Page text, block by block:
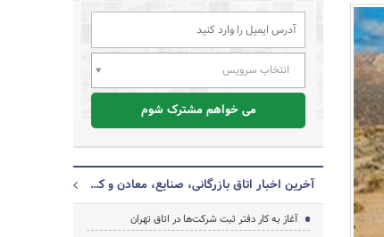
انتخاب سرویس
می خواهم مشترک شوم
آخرین اخبار اتاق بازرگانی، صنایع، معادن و کشاورزی تهران
آغاز به کار دفتر ثبت شرکت‌ها در اتاق تهران